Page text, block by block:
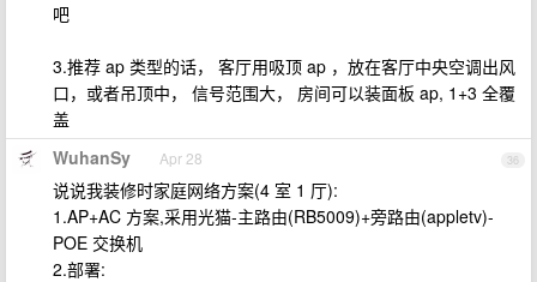
吧
3.推荐 ap 类型的话， 客厅用吸顶 ap ，放在客厅中央空调出风
口，或者吊顶中， 信号范围大， 房间可以装面板 ap, 1+3 全覆
盖
36
WuhanSy Apr 28
说说我装修时家庭网络方案(4 室 1 厅):
1.AP+AC 方案,采用光猫-主路由(RB5009)+旁路由(appletv)-
POE 交换机
2.部署: